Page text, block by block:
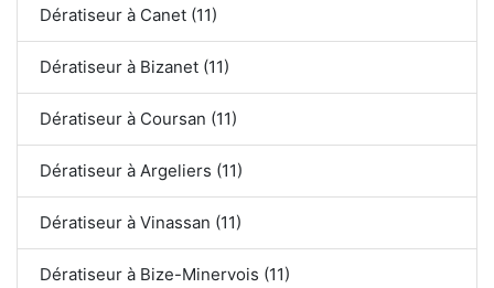
Dératiseur à Canet (11)
Dératiseur à Bizanet (11)
Dératiseur à Coursan (11)
Dératiseur à Argeliers (11)
Dératiseur à Vinassan (11)
Dératiseur à Bize-Minervois (11)